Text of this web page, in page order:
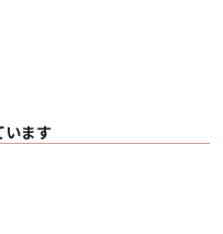
います